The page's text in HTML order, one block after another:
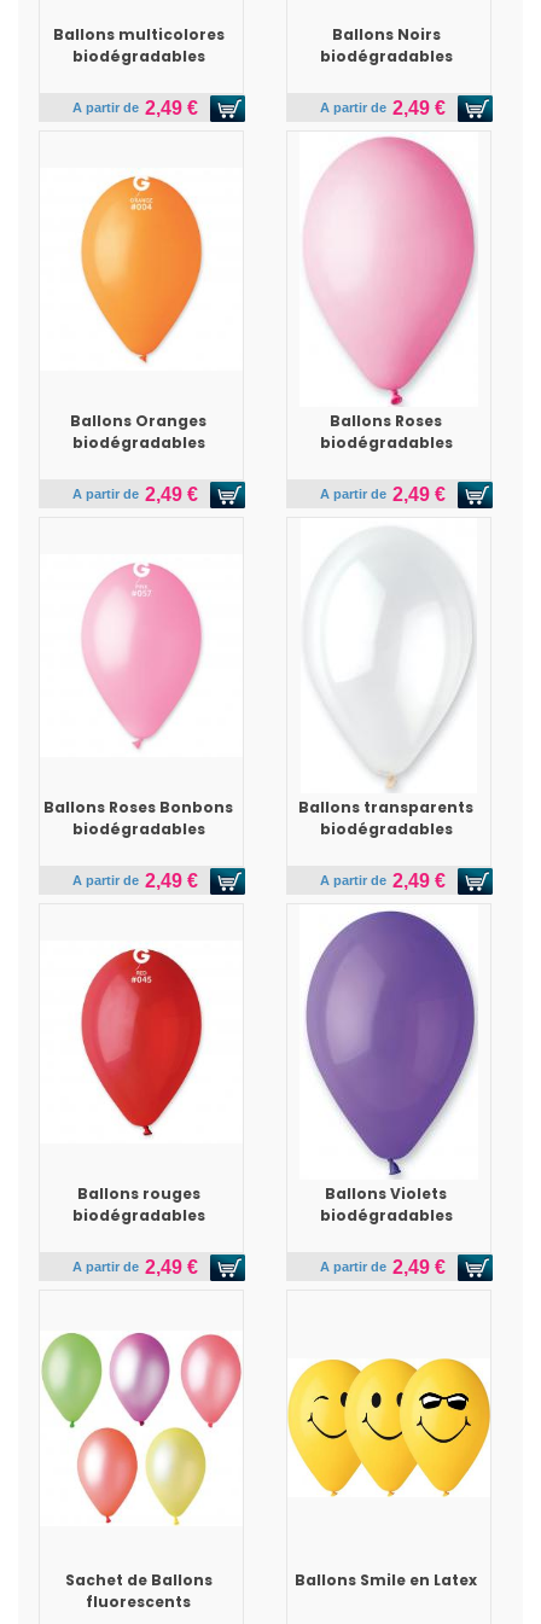
Ballons multicolores
biodégradables
A partir de 2,49 €
Ballons Noirs
biodégradables
A partir de 2,49 €
Ballons Oranges
biodégradables
A partir de 2,49 €
Ballons Roses
biodégradables
A partir de 2,49 €
Ballons Roses Bonbons
biodégradables
A partir de 2,49 €
Ballons transparents
biodégradables
A partir de 2,49 €
Ballons rouges
biodégradables
A partir de 2,49 €
Ballons Violets
biodégradables
A partir de 2,49 €
Sachet de Ballons
fluorescents
Ballons Smile en Latex